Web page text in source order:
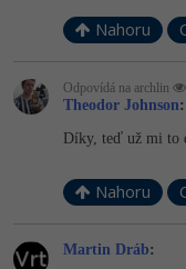
Copywriter
SEO
Algoritmy
Umělá
Pro děti
Více
Fórum
Time
Windows
Sítě
Fórum
Nahoru
Odpovídá na archlin
Theodor Johnson:
Díky, teď už mi to
Nahoru
Martin Dráb: